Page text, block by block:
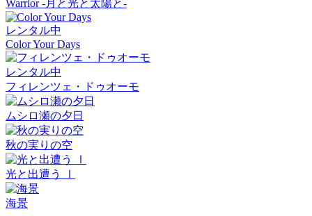
Warrior -月と光と太陽と-
レンタル中
Color Your Days
レンタル中
フィレンツェ・ドゥオーモ
ムシロ瀬の夕日
秋の実りの空
光と出遭う Ⅰ
海景